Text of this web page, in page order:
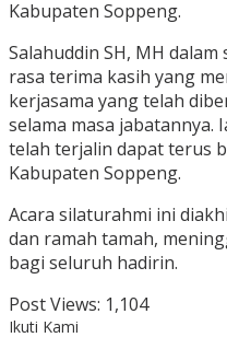
Kabupaten Soppeng.
Salahuddin SH, MH
rasa terima kasih yang
kerjasama yang telah
selama masa
telah terjalin dapat terus
Kabupaten Soppeng.
Acara silaturahmi ini
dan ramah tamah,
bagi seluruh hadirin.
Post Views: 1,104
Ikuti Kami